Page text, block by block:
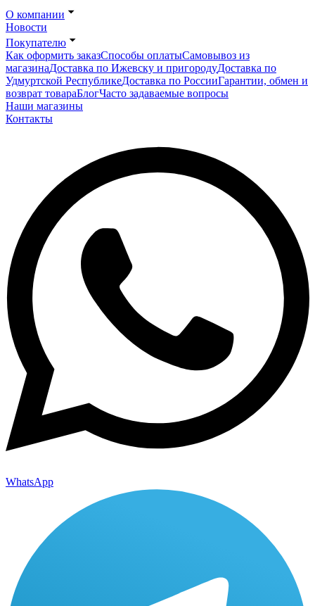
О компании
Новости
Покупателю
Как оформить заказСпособы оплатыСамовывоз из
магазинаДоставка по Ижевску и пригородуДоставка по
Удмуртской РеспубликеДоставка по РоссииГарантии, обмен и
возврат товараБлогЧасто задаваемые вопросы
Наши магазины
Контакты
WhatsApp